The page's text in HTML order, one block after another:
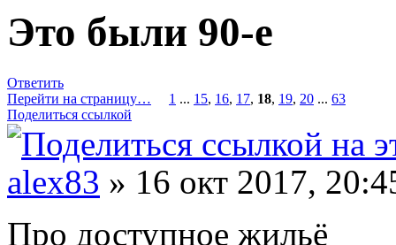
Это были 90-е
Ответить
Перейти на страницу…
1 ... 15, 16, 17, 18, 19, 20 ... 63
Поделиться ссылкой
alex83 » 16 окт 2017,
Про доступное жильё